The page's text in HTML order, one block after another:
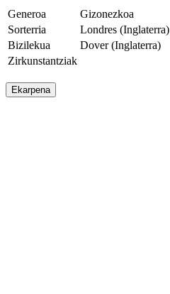
Generoa
Gizonezkoa
Sorterria
Londres (Inglaterra)
Bizilekua
Dover (Inglaterra)
Zirkunstantziak